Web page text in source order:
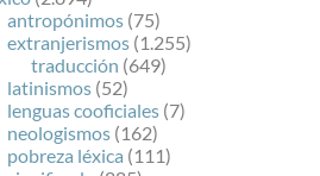
antropónimos (75)
extranjerismos (1.255)
traducción (649)
latinismos (52)
lenguas cooficiales (7)
neologismos (162)
pobreza léxica (111)